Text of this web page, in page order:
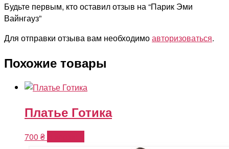
Будьте первым, кто оставил отзыв на “Парик Эми
Вайнгауз”
Для отправки отзыва вам необходимоавторизоваться.
Похожие товары
Платье Готика
700 ₴